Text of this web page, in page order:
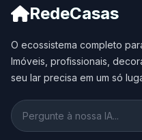
RedeCasas
O ecossistema completo
Imóveis, profissionais,
seu lar precisa em um só